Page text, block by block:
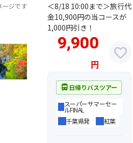
ジです
＜8/18 10:00まで＞旅行代
金10,900円の当コースが
1,000円引き！
9,900
円
favorite
directions_bus 日帰りバスツアー
スーパーサマーセー
ルFINAL
千葉県発
紅葉